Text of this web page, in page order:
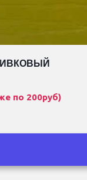
по 200руб)